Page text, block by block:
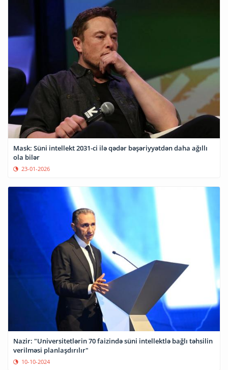
Mask: Süni intellekt 2031-ci ilə qədər bəşəriyyətdən daha ağıllı
ola bilər
23-01-2026
Nazir: "Universitetlərin 70 faizində süni intellektlə bağlı təhsilin
verilməsi planlaşdırılır"
10-10-2024